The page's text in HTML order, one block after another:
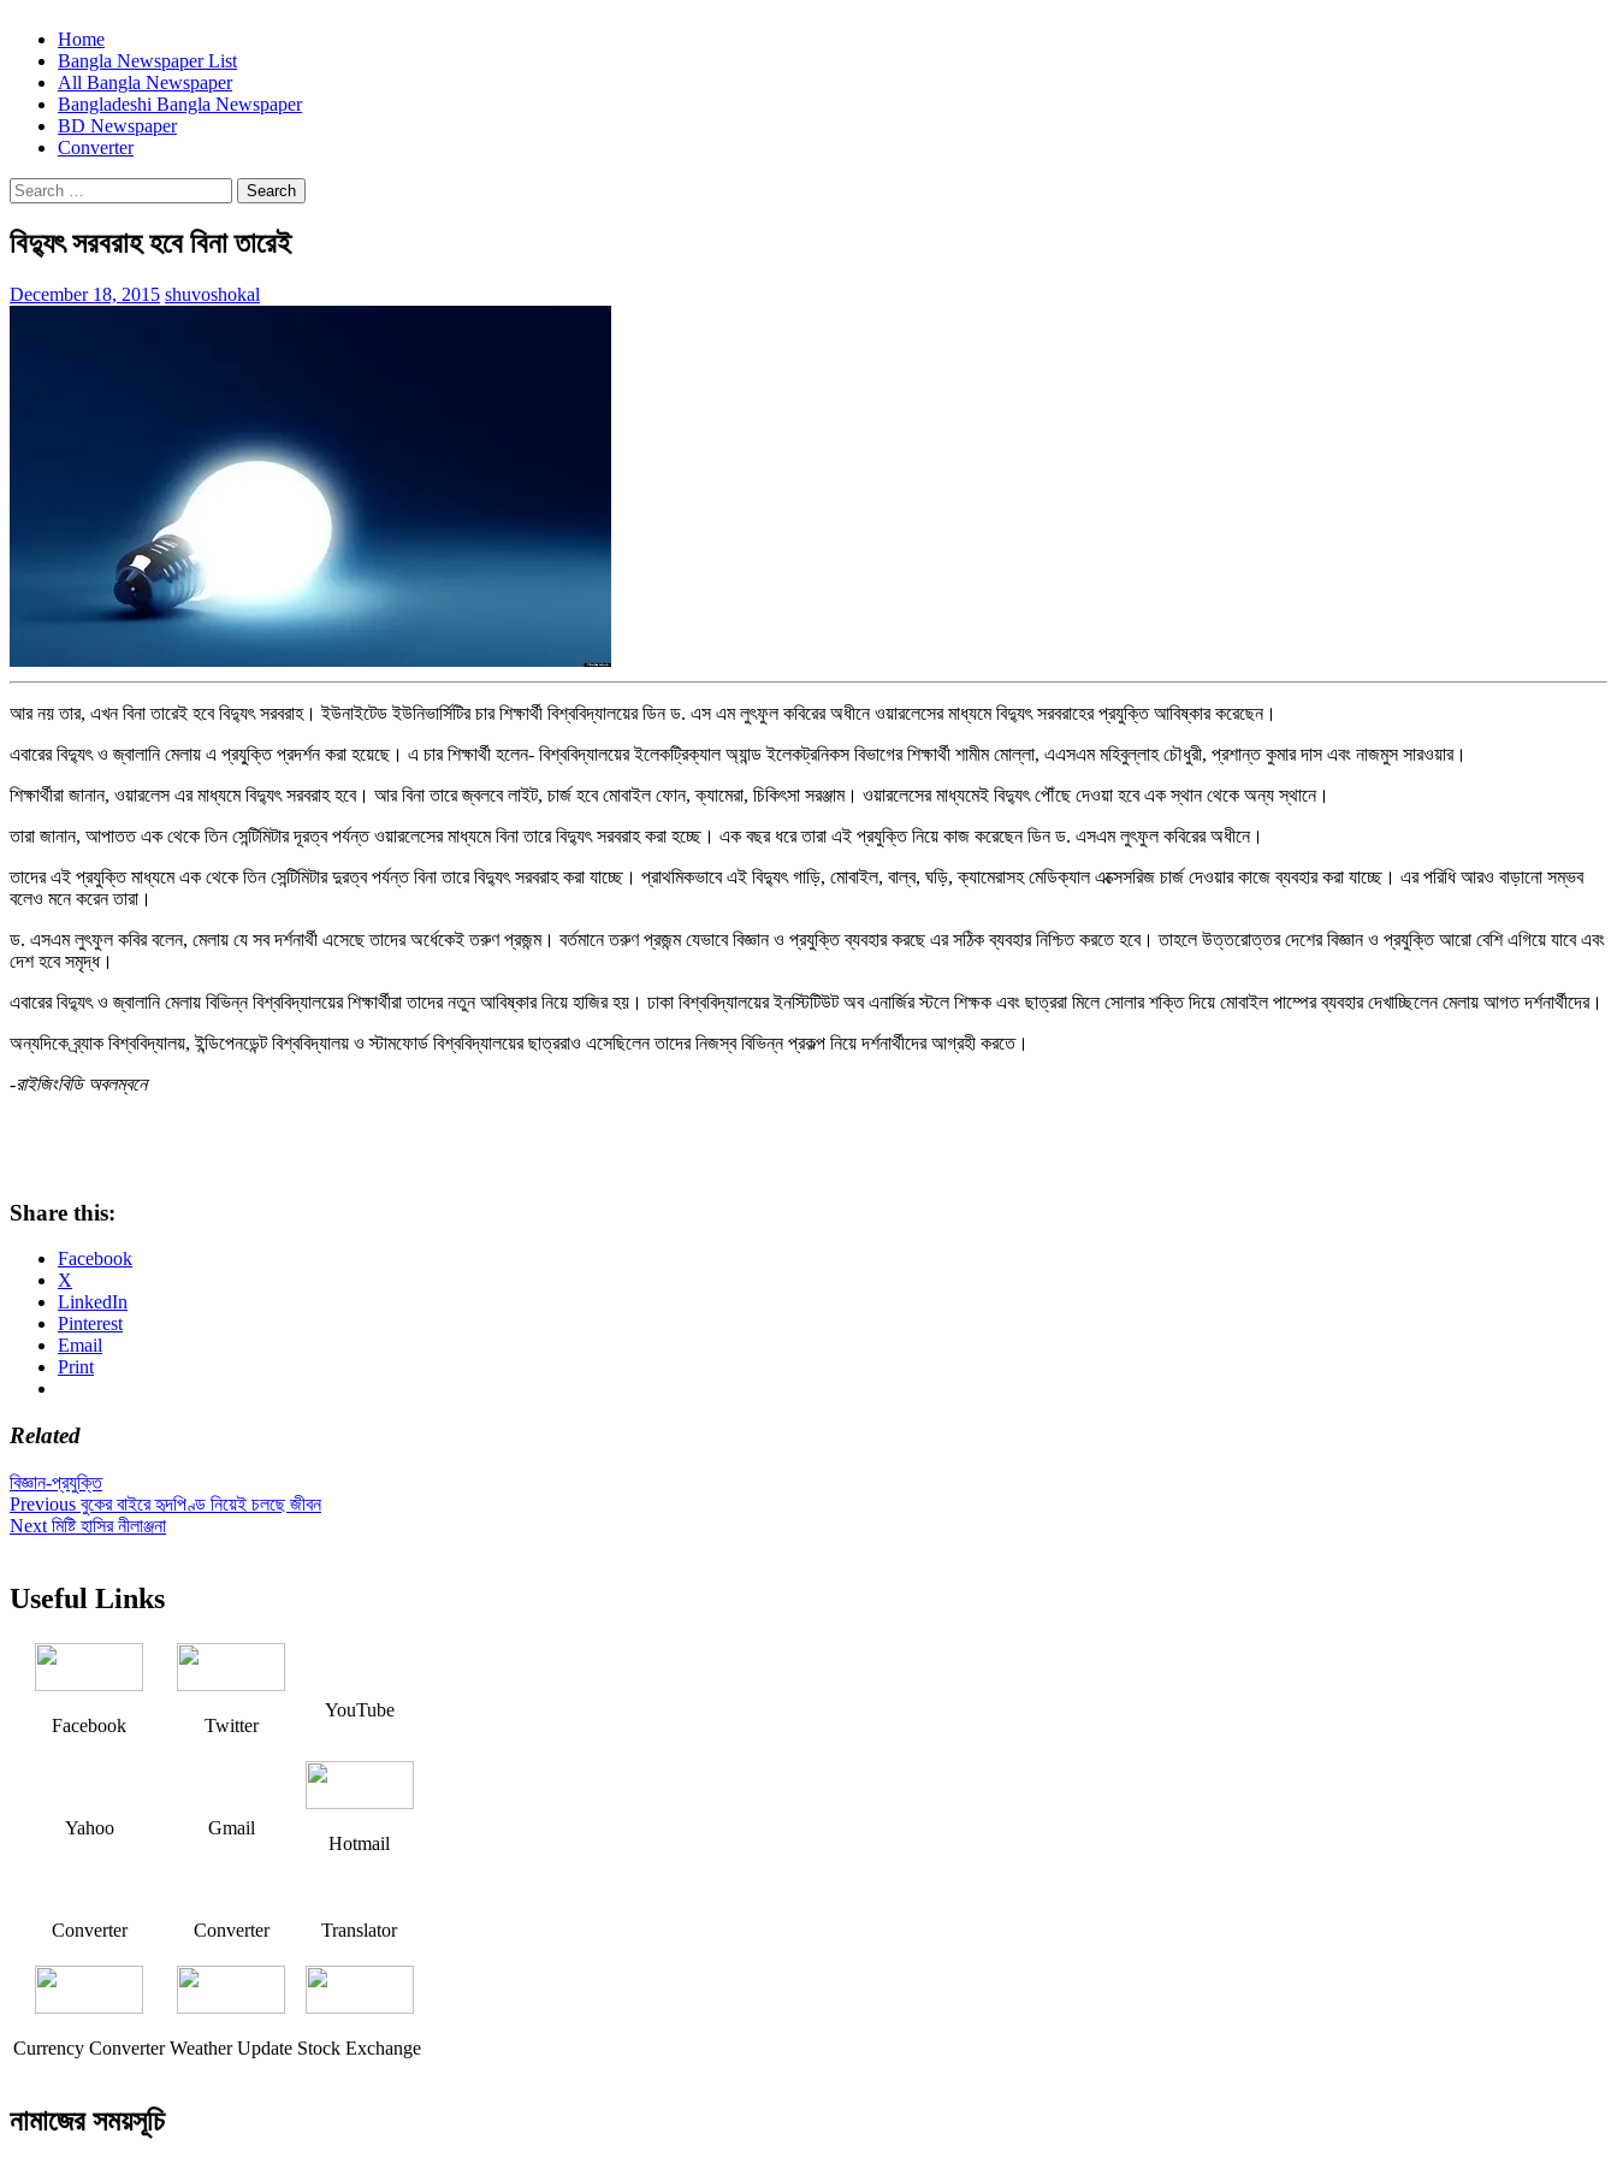
Home
Bangla Newspaper List
All Bangla Newspaper
Bangladeshi Bangla Newspaper
BD Newspaper
Converter
Search
for:
বিদ্যুৎ সরবরাহ হবে বিনা তারেই
December 18, 2015 shuvoshokal
আর নয় তার, এখন বিনা তারেই হবে বিদ্যুৎ সরবরাহ। ইউনাইটেড ইউনিভার্সিটির চার শিক্ষার্থী বিশ্ববিদ্যালয়ের ডিন ড. এস এম লুৎফুল কবিরের অধীনে ওয়ারলেসের মাধ্যমে বিদ্যুৎ সরবরাহের প্রযুক্তি আবিষ্কার করেছেন।
এবারের বিদ্যুৎ ও জ্বালানি মেলায় এ প্রযু্ক্তি প্রদর্শন করা হয়েছে। এ চার শিক্ষার্থী হলেন- বিশ্ববিদ্যালয়ের ইলেকট্রিক্যাল অ্যান্ড ইলেকট্রনিকস বিভাগের শিক্ষার্থী শামীম মোল্লা, এএসএম মহিবুল্লাহ চৌধুরী, প্রশান্ত কুমার দাস এবং নাজমুস সারওয়ার।
শিক্ষার্থীরা জানান, ওয়ারলেস এর মাধ্যমে বিদ্যুৎ সরবরাহ হবে। আর বিনা তারে জ্বলবে লাইট, চার্জ হবে মোবাইল ফোন, ক্যামেরা, চিকিৎসা সরঞ্জাম। ওয়ারলেসের মাধ্যমেই বিদ্যুৎ পৌঁছে দেওয়া হবে এক স্থান থেকে অন্য স্থানে।
তারা জানান, আপাতত এক থেকে তিন সেন্টিমিটার দূরত্ব পর্যন্ত ওয়ারলেসের মাধ্যমে বিনা তারে বিদ্যুৎ সরবরাহ করা হচ্ছে। এক বছর ধরে তারা এই প্রযুক্তি নিয়ে কাজ করেছেন ডিন ড. এসএম লুৎফুল কবিরের অধীনে।
তাদের এই প্রযুক্তি মাধ্যমে এক থেকে তিন সেন্টিমিটার দুরত্ব পর্যন্ত বিনা তারে বিদ্যুৎ সরবরাহ করা যাচ্ছে। প্রাথমিকভাবে এই বিদ্যুৎ গাড়ি, মোবাইল, বাল্ব, ঘড়ি, ক্যামেরাসহ মেডিক্যাল এক্সেসরিজ চার্জ দেওয়ার কাজে ব্যবহার করা যাচ্ছে। এর পরিধি আরও বাড়ানো সম্ভব
বলেও মনে করেন তারা।
ড. এসএম লুৎফুল কবির বলেন, মেলায় যে সব দর্শনার্থী এসেছে তাদের অর্ধেকেই তরুণ প্রজন্ম। বর্তমানে তরুণ প্রজন্ম যেভাবে বিজ্ঞান ও প্রযুক্তি ব্যবহার করছে এর সঠিক ব্যবহার নিশ্চিত করতে হবে। তাহলে উত্তরোত্তর দেশের বিজ্ঞান ও প্রযুক্তি আরো বেশি এগিয়ে যাবে এবং
দেশ হবে সমৃদ্ধ।
এবারের বিদ্যুৎ ও জ্বালানি মেলায় বিভিন্ন বিশ্ববিদ্যালয়ের শিক্ষার্থীরা তাদের নতুন আবিষ্কার নিয়ে হাজির হয়। ঢাকা বিশ্ববিদ্যালয়ের ইনস্টিটিউট অব এনার্জির স্টলে শিক্ষক এবং ছাত্ররা মিলে সোলার শক্তি দিয়ে মোবাইল পাম্পের ব্যবহার দেখাচ্ছিলেন মেলায় আগত দর্শনার্থীদের।
অন্যদিকে ব্র্যাক বিশ্ববিদ্যালয়, ইন্ডিপেনডেন্ট বিশ্ববিদ্যালয় ও স্টামফোর্ড বিশ্ববিদ্যালয়ের ছাত্ররাও এসেছিলেন তাদের নিজস্ব বিভিন্ন প্রকল্প নিয়ে দর্শনার্থীদের আগ্রহী করতে।
-রাইজিংবিডি অবলম্বনে
Share this:
Facebook
X
LinkedIn
Pinterest
Email
Print
Related
বিজ্ঞান-প্রযুক্তি
Post
navigation
Previous Previous
post:
বুকের বাইরে হৃদপিণ্ড নিয়েই চলছে জীবন
Next Next
মিষ্টি হাসির নীলাঞ্জনা
Useful Links
Facebook Twitter
YouTube
Yahoo Gmail
Hotmail
Converter Converter Translator
Currency Converter Weather Update Stock Exchange
নামাজের সময়সূচি